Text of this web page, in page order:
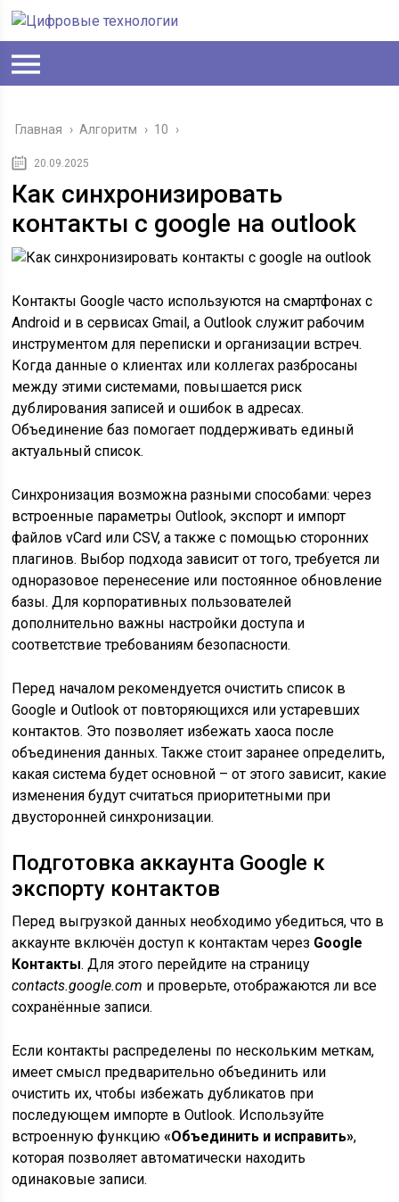
Главная › Алгоритм › 10 ›
20.09.2025
Как синхронизировать
контакты с google на outlook
Контакты Google часто используются на смартфонах с
Android и в сервисах Gmail, а Outlook служит рабочим
инструментом для переписки и организации встреч.
Когда данные о клиентах или коллегах разбросаны
между этими системами, повышается риск
дублирования записей и ошибок в адресах.
Объединение баз помогает поддерживать единый
актуальный список.
Синхронизация возможна разными способами: через
встроенные параметры Outlook, экспорт и импорт
файлов vCard или CSV, а также с помощью сторонних
плагинов. Выбор подхода зависит от того, требуется ли
одноразовое перенесение или постоянное обновление
базы. Для корпоративных пользователей
дополнительно важны настройки доступа и
соответствие требованиям безопасности.
Перед началом рекомендуется очистить список в
Google и Outlook от повторяющихся или устаревших
контактов. Это позволяет избежать хаоса после
объединения данных. Также стоит заранее определить,
какая система будет основной – от этого зависит, какие
изменения будут считаться приоритетными при
двусторонней синхронизации.
Подготовка аккаунта Google к
экспорту контактов
Перед выгрузкой данных необходимо убедиться, что в
аккаунте включён доступ к контактам через Google
Контакты. Для этого перейдите на страницу
contacts.google.com и проверьте, отображаются ли все
сохранённые записи.
Если контакты распределены по нескольким меткам,
имеет смысл предварительно объединить или
очистить их, чтобы избежать дубликатов при
последующем импорте в Outlook. Используйте
встроенную функцию«Объединить и исправить»,
которая позволяет автоматически находить
одинаковые записи.